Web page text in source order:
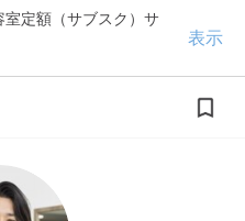
室定額（サブスク）サ
表示